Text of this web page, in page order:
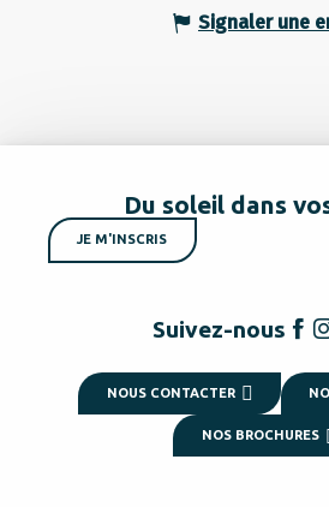
Signaler une
Du soleil dans
JE M'INSCRIS
Suivez-nous
NOUS CONTACTER
NOS BROCHURES